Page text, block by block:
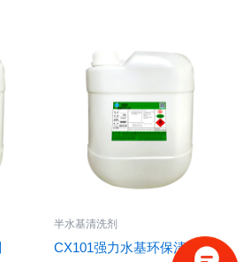
半水基清洗剂
CX101强力水基环保清洗剂